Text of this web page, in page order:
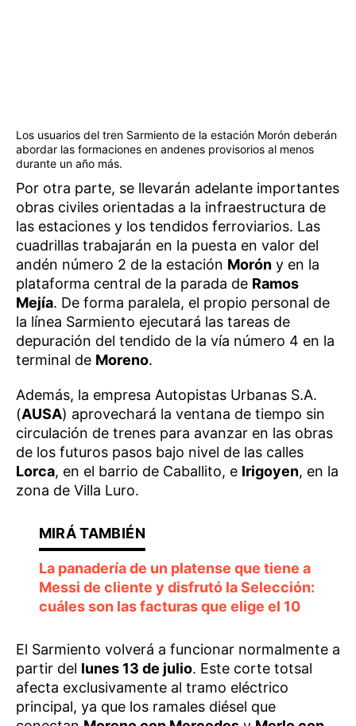
Los usuarios del tren Sarmiento de la estación Morón deberán
abordar las formaciones en andenes provisorios al menos
durante un año más.
Por otra parte, se llevarán adelante importantes
obras civiles orientadas a la infraestructura de
las estaciones y los tendidos ferroviarios. Las
cuadrillas trabajarán en la puesta en valor del
andén número 2 de la estación Morón y en la
plataforma central de la parada de Ramos
Mejía. De forma paralela, el propio personal de
la línea Sarmiento ejecutará las tareas de
depuración del tendido de la vía número 4 en la
terminal de Moreno.
Además, la empresa Autopistas Urbanas S.A.
(AUSA) aprovechará la ventana de tiempo sin
circulación de trenes para avanzar en las obras
de los futuros pasos bajo nivel de las calles
Lorca, en el barrio de Caballito, e Irigoyen, en la
zona de Villa Luro.
La panadería de un platense que tiene a
Messi de cliente y disfrutó la Selección:
cuáles son las facturas que elige el 10
El Sarmiento volverá a funcionar normalmente a
partir del lunes 13 de julio. Este corte totsal
afecta exclusivamente al tramo eléctrico
principal, ya que los ramales diésel que